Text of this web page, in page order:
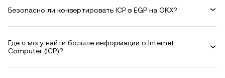
Безопасно ли конвертировать ICP в EGP на OKX?
Где я могу найти больше информации о Internet
Computer (ICP)?